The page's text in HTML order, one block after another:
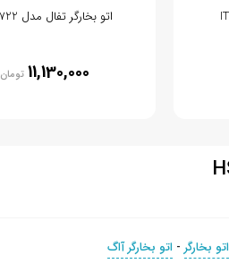
اتو بخارگر تفال مدل DT8722
11,130,000 تومان
اتو بخارگر - اتو بخارگر آاگ